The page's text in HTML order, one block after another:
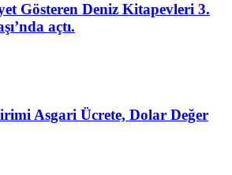
Gösteren Deniz Kitapevleri 3.
açtı.
Asgari Ücrete, Dolar Değer